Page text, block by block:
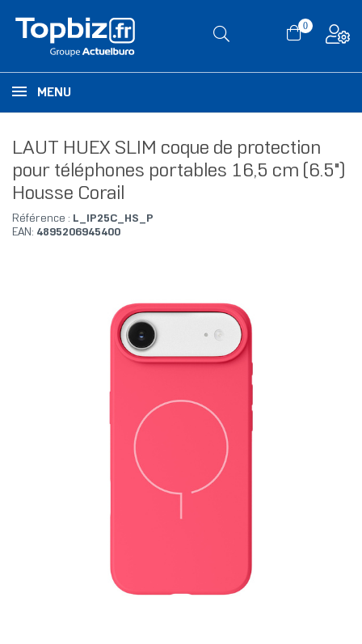
0
MENU
LAUT HUEX SLIM coque de protection
pour téléphones portables 16,5 cm (6.5")
Housse Corail
Référence : L_IP25C_HS_P
EAN: 4895206945400